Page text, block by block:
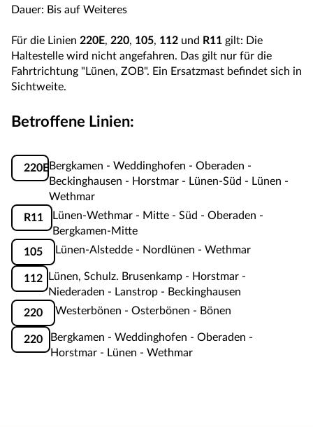
Dauer: Bis auf Weiteres
Für die Linien 220E, 220, 105, 112 und R11 gilt: Die
Haltestelle wird nicht angefahren. Das gilt nur für die
Fahrtrichtung "Lünen, ZOB". Ein Ersatzmast befindet sich in
Sichtweite.
Betroffene Linien:
220E Bergkamen - Weddinghofen - Oberaden -
Beckinghausen - Horstmar - Lünen-Süd - Lünen -
Wethmar
R11
Lünen-Wethmar - Mitte - Süd - Oberaden -
Bergkamen-Mitte
105
Lünen-Alstedde - Nordlünen - Wethmar
112
Lünen, Schulz. Brusenkamp - Horstmar -
Niederaden - Lanstrop - Beckinghausen
220
Westerbönen - Osterbönen - Bönen
220
Bergkamen - Weddinghofen - Oberaden -
Horstmar - Lünen - Wethmar